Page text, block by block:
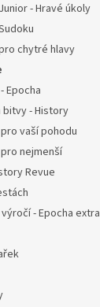
- Hravé úkoly
chytré hlavy
Epocha
bitvy - History
vaší pohodu
nejmenší
Revue
- Epocha extra